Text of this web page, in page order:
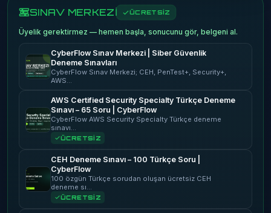
SINAV MERKEZİ ÜCRETSİZ
Üyelik gerektirmez — hemen başla, sonucunu gör, belgeni al.
CyberFlow Sınav Merkezi | Siber Güvenlik
Deneme Sınavları
CyberFlow Sınav Merkezi; CEH, PenTest+, Security+,
AWS…
AWS Certified Security Specialty Türkçe Deneme
Sınavı – 65 Soru | CyberFlow
CyberFlow AWS Security Specialty Türkçe deneme
sınavı…
ÜCRETSİZ
CEH Deneme Sınavı – 100 Türkçe Soru |
CyberFlow
100 özgün Türkçe sorudan oluşan ücretsiz CEH
deneme sı…
ÜCRETSİZ